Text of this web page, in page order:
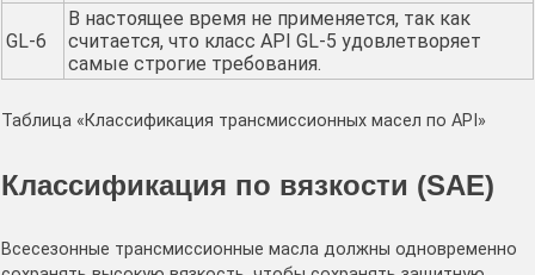
GL-6
В настоящее время не применяется, так как
считается, что класс API GL-5 удовлетворяет
самые строгие требования.
Таблица «Классификация трансмиссионных масел по API»
Классификация по вязкости (SAE)
Всесезонные трансмиссионные масла должны одновременно